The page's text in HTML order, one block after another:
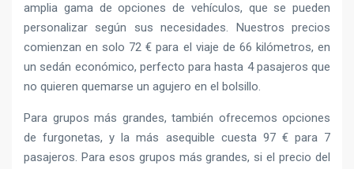
amplia gama de opciones de vehículos, que se pueden
personalizar según sus necesidades. Nuestros precios
comienzan en solo 72 € para el viaje de 66 kilómetros, en
un sedán económico, perfecto para hasta 4 pasajeros que
no quieren quemarse un agujero en el bolsillo.
Para grupos más grandes, también ofrecemos opciones
de furgonetas, y la más asequible cuesta 97 € para 7
pasajeros. Para esos grupos más grandes, si el precio del